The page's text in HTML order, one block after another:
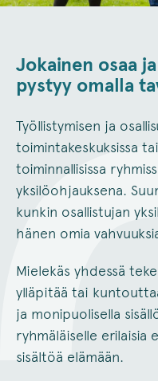
Jokainen osaa ja
pystyy omalla
Työllistymisen ja
toimintakeskuksissa
toiminnallisissa
yksilöohjauksena.
kunkin osallistujan
hänen omia
Mielekäs yhdessä
ylläpitää tai
ja monipuolisella
ryhmäläiselle erilaisia
sisältöä elämään.